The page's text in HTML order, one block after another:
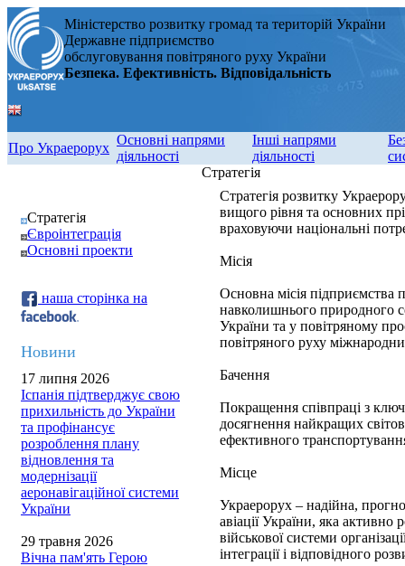
Міністерство розвитку громад та територій України
Державне підприємство
обслуговування повітряного руху України
Безпека. Ефективність. Відповідальність
Про Украерорух
Основні напрями
діяльності
Інші напрями
діяльності
Стратегія
Євроінтеграція
Основні проекти
наша сторінка на
Новини
17 липня 2026
Іспанія підтверджує свою
прихильність до України
та профінансує
розроблення плану
відновлення та
модернізації
аеронавігаційної системи
України
29 травня 2026
Вічна пам'ять Герою
Стратегія
Стратегія розвитку
вищого рівня та основних
враховуючи національні
Місія
Основна місія підприємства
навколишнього природного
України та у повітряному
повітряного руху
Бачення
Покращення співпраці з
досягнення найкращих
ефективного
Місце
Украерорух – надійна,
авіації України, яка
військової системи
інтеграції і відповідного